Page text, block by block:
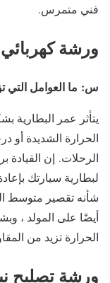
فني متمرس.
ورشة
س: ما العوامل التي
يتأثر عمر البطارية
الحرارة الشديدة أو
الرحلات. إن
لبطارية سيارتك
شأنه تقصير متوسط
أيضًا على المولد ،
الحرارة تزيد من
ورشة تصليح